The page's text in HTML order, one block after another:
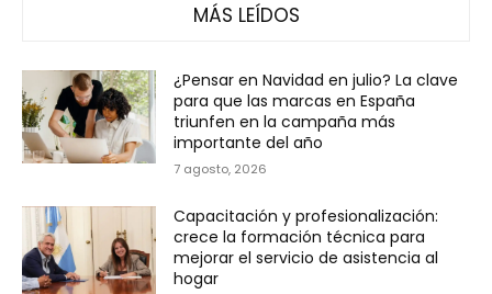
MÁS LEÍDOS
¿Pensar en Navidad en julio? La clave
para que las marcas en España
triunfen en la campaña más
importante del año
7 agosto, 2026
Capacitación y profesionalización:
crece la formación técnica para
mejorar el servicio de asistencia al
hogar